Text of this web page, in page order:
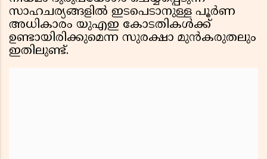
സാഹചര്യങ്ങളിൽ ഇടപെടാനുള്ള പൂർണ
അധികാരം യുഎഇ കോടതികൾക്ക്
ഉണ്ടായിരിക്കുമെന്ന സുരക്ഷാ മുൻകരുതലും
ഇതിലുണ്ട്.